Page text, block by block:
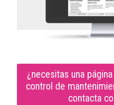
¿necesitas una
control de
contacta